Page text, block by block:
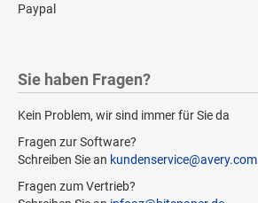
Paypal
Sie haben Fragen?
Kein Problem, wir sind immer für Sie da
Fragen zur Software?
Schreiben Sie an kundenservice@avery.com
Fragen zum Vertrieb?